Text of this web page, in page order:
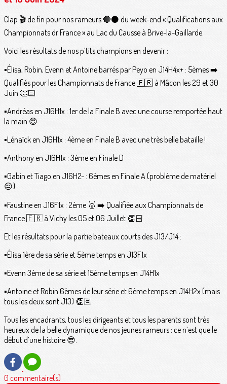
Clap 🎬 de fin pour nos rameurs 🔴⚫️ du week-end « Qualifications aux
Championnats dr France » au Lac du Causse à Brive-la-Gaillarde.
Voici les résultats de nos p’tits champions en devenir :
▪️Élisa, Robin, Evenn et Antoine barrés par Peyo en J14H4x+ : 5èmes ➡️
Qualifiés pour les Championnats de France 🇫🇷 à Mâcon les 29 et 30
Juin 👏🏻
▪️Andréas en J16H1x : 1er de la Finale B avec une course remportée haut
la main 😍
▪️Lénaïck en J16H1x : 4ème en Finale B avec une très belle bataille !
▪️Anthony en J16H1x : 3ème en Finale D
▪️Gabin et Tiago en J16H2- : 6èmes en Finale A (problème de matériel
😔)
▪️Faustine en J16F1x : 2ème 🥈 ➡️ Qualifiée aux Championnats de
France 🇫🇷 à Vichy les 05 et 06 Juillet 👏🏻
Et les résultats pour la partie bateaux courts des J13/J14 :
▪️Élisa 1ère de sa série et 5ème temps en J13F1x
▪️Evenn 3ème de sa série et 15ème temps en J14H1x
▪️Antoine et Robin 6èmes de leur série et 6ème temps en J14H2x (mais
tous les deux sont J13) 👏🏻
Tous les encadrants, tous les dirigeants et tous les parents sont très
heureux de la belle dynamique de nos jeunes rameurs : ce n’est que le
début d’une histoire 😎.
0 commentaire(s)